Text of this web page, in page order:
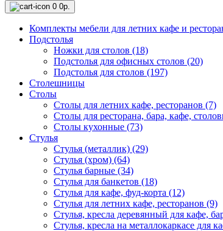
0 0р.
Комплекты мебели для летних кафе и
Подстолья
Ножки для столов (18)
Подстолья для офисных столов (20)
Подстолья для столов (197)
Столешницы
Столы
Столы для летних кафе, ресторанов (7)
Столы для ресторана, бара, кафе,
Столы кухонные (73)
Стулья
Стулья (металлик) (29)
Стулья (хром) (64)
Стулья барные (34)
Стулья для банкетов (18)
Стулья для кафе, фуд-корта (12)
Стулья для летних кафе, ресторанов (9)
Стулья, кресла деревянный для кафе,
Стулья, кресла на металлокаркасе для